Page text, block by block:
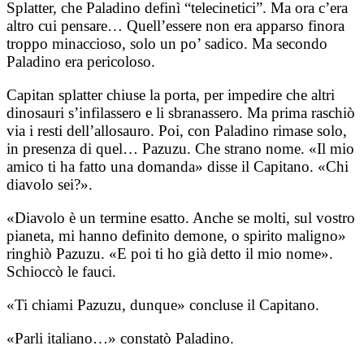
Splatter, che Paladino definì “telecinetici”. Ma ora c’era
altro cui pensare… Quell’essere non era apparso finora
troppo minaccioso, solo un po’ sadico. Ma secondo
Paladino era pericoloso.
Capitan splatter chiuse la porta, per impedire che altri
dinosauri s’infilassero e li sbranassero. Ma prima raschiò
via i resti dell’allosauro. Poi, con Paladino rimase solo,
in presenza di quel… Pazuzu. Che strano nome. «Il mio
amico ti ha fatto una domanda» disse il Capitano. «Chi
diavolo sei?».
«Diavolo è un termine esatto. Anche se molti, sul vostro
pianeta, mi hanno definito demone, o spirito maligno»
ringhiò Pazuzu. «E poi ti ho già detto il mio nome».
Schioccò le fauci.
«Ti chiami Pazuzu, dunque» concluse il Capitano.
«Parli italiano…» constatò Paladino.